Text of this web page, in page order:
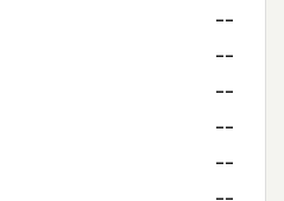
--
--
--
--
--